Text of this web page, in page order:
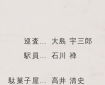
巡査…
大島 宇三郎
駅員… 石川 禅
駄菓子屋…
高井 清史